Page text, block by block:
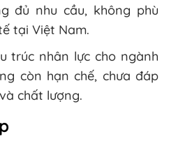
đủ nhu cầu, không phù
tại Việt Nam.
trúc nhân lực cho ngành
còn hạn chế, chưa đáp
chất lượng.